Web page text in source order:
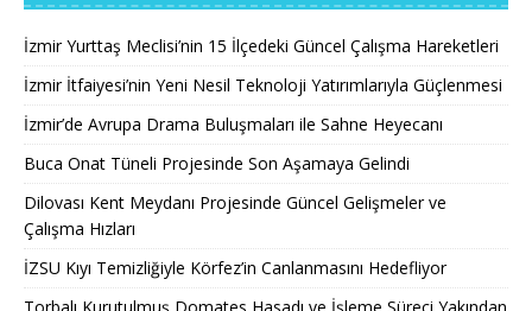
İzmir Yurttaş Meclisi’nin 15 İlçedeki Güncel Çalışma Hareketleri
İzmir İtfaiyesi’nin Yeni Nesil Teknoloji Yatırımlarıyla Güçlenmesi
İzmir’de Avrupa Drama Buluşmaları ile Sahne Heyecanı
Buca Onat Tüneli Projesinde Son Aşamaya Gelindi
Dilovası Kent Meydanı Projesinde Güncel Gelişmeler ve
Çalışma Hızları
İZSU Kıyı Temizliğiyle Körfez’in Canlanmasını Hedefliyor